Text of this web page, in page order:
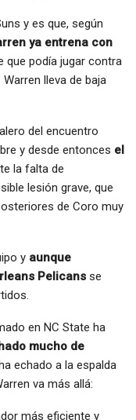
y es que, según
ya entrena con
que podía jugar contra
lleva de baja
del encuentro
y desde entonces el
la falta de
lesión grave, que
de Coro muy
y aunque
Pelicans se
en NC State ha
mucho de
echado a la espalda
va más allá:
más eficiente y